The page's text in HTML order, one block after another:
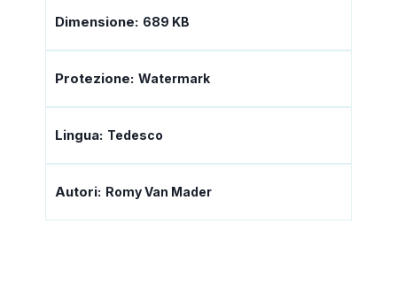
Dimensione: 689 KB
Protezione: Watermark
Lingua: Tedesco
Autori: Romy Van Mader